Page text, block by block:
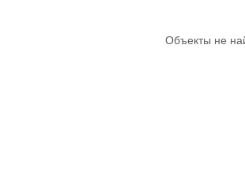
Объекты не